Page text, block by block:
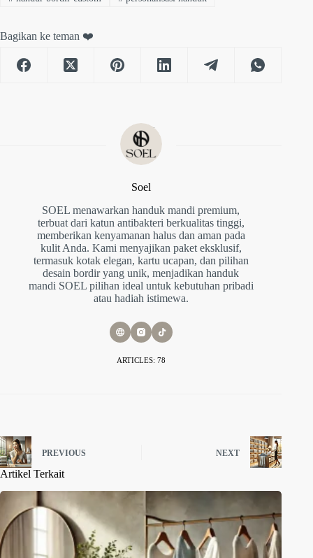
Bagikan ke teman ❤️
Soel
SOEL menawarkan handuk mandi premium,
terbuat dari katun antibakteri berkualitas tinggi,
memberikan kenyamanan halus dan aman pada
kulit Anda. Kami menyajikan paket eksklusif,
termasuk kotak elegan, kartu ucapan, dan pilihan
desain bordir yang unik, menjadikan handuk
mandi SOEL pilihan ideal untuk kebutuhan pribadi
atau hadiah istimewa.
ARTICLES: 78
PREVIOUS NEXT
Artikel Terkait